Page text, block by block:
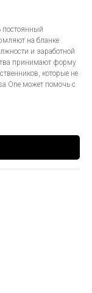
постоянный
на бланке
и заработной
принимают форму
которые не
One может помочь с